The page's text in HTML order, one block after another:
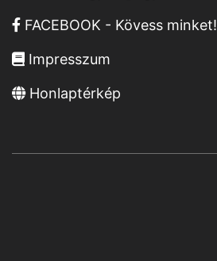
FACEBOOK - Kövess minket!
Impresszum
Honlaptérkép